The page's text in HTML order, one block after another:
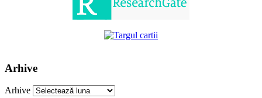
Arhive
Arhive